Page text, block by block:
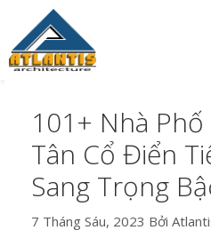
nội
dung
101+ Nhà
Tân Cổ Điển
Sang Trọng
7 Tháng Sáu, 2023 Bởi